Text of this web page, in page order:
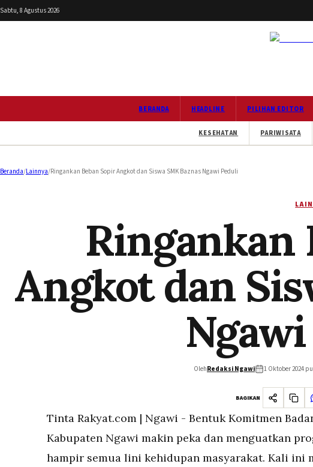
Sabtu, 8 Agustus 2026
BERANDA HEADLINE PILIHAN EDITOR
KESEHATAN PARIWISATA
Beranda/Lainnya/Ringankan Beban Sopir Angkot dan Siswa SMK Baznas Ngawi Peduli
Ringankan
Angkot dan
OlehRedaksi Ngawi 1 Oktober 2024
BAGIKAN
Tinta Rakyat.com | Ngawi - Bentuk Komitmen
Kabupaten Ngawi makin peka dan menguatkan
hampir semua lini kehidupan masyarakat. Kali ini